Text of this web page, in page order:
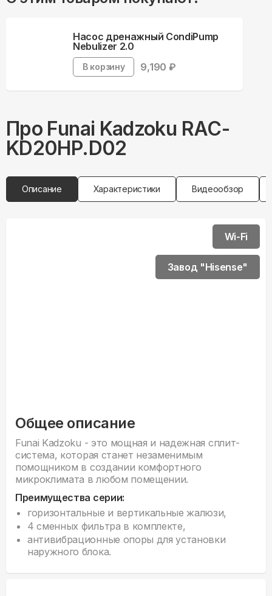
Насос дренажный CondiPump
В корзину 9,190 ₽
ПроFunaiKadzoku RAC-
KD20HP.D02
Описание Характеристики
система, которая станет незаменимым
помощником в создании комфортного
микроклимата в любом помещении.
Преимущества серии:
горизонтальные и вертикальные жалюзи,
4 сменных фильтра в комплекте,
антивибрационные опоры для установки
наружного блока.
Wi-Fi
Завод "Hisense"
Как выбрать кондиционер и не